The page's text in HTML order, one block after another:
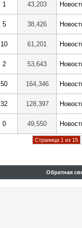
1 43,203
5 38,426
10 61,201
2 53,643
50 164,346
32 128,397
0 49,550
Страница 1 из 15
Обратная